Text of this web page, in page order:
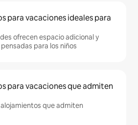
para vacaciones ideales para
ofrecen espacio adicional y
para los niños
para vacaciones que admiten
alojamientos que admiten